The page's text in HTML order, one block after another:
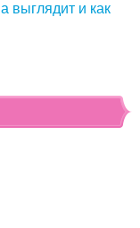
выглядит и как